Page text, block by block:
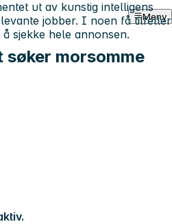
Meny
søker morsomme
ut av kunstig intelligens
jobber. I noen få tilfeller
sjekke hele annonsen.